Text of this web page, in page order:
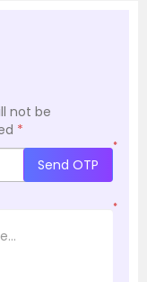
not be
*
*
Send OTP
*